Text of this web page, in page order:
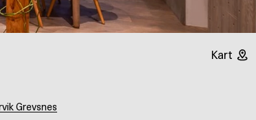
Kart
Grevsnes